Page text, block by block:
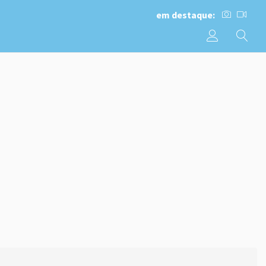
em destaque: